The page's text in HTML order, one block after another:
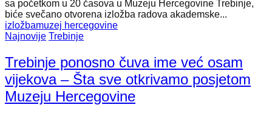
sa početkom u 20 časova u Muzeju Hercegovine Trebinje,
biće svečano otvorena izložba radova akademske...
izložbamuzej hercegovine
Najnovije Trebinje
Trebinje ponosno čuva ime već osam
vijekova – Šta sve otkrivamo posjetom
Muzeju Hercegovine